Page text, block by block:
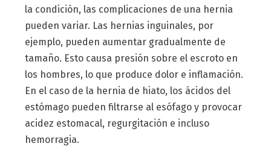
la condición, las complicaciones de una hernia
pueden variar. Las hernias inguinales, por
ejemplo, pueden aumentar gradualmente de
tamaño. Esto causa presión sobre el escroto en
los hombres, lo que produce dolor e inflamación.
En el caso de la hernia de hiato, los ácidos del
estómago pueden filtrarse al esófago y provocar
acidez estomacal, regurgitación e incluso
hemorragia.